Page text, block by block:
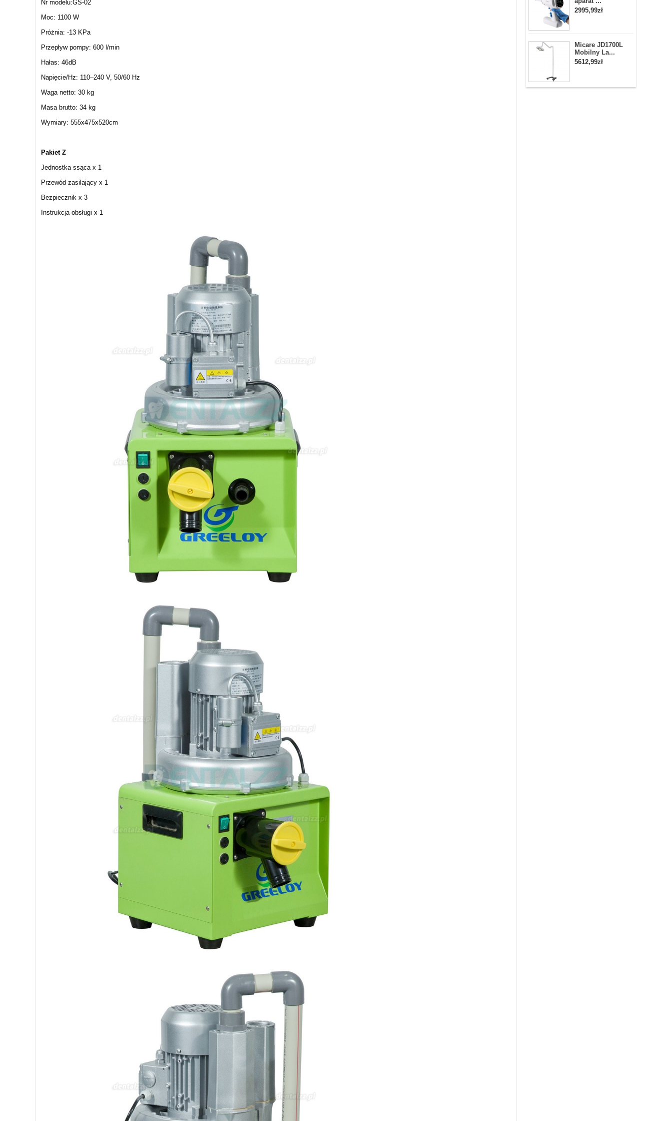
2995,99zł
Micare JD1700L
Mobilny La...
5612,99zł
Nr modelu:GS-02
Moc: 1100 W
Próżnia: -13 KPa
Przepływ pompy: 600 l/min
Hałas: 46dB
Napięcie/Hz: 110–240 V, 50/60 Hz
Waga netto: 30 kg
Masa brutto: 34 kg
Wymiary: 555x475x520cm
Pakiet Z
Jednostka ssąca x 1
Przewód zasilający x 1
Bezpiecznik x 3
Instrukcja obsługi x 1